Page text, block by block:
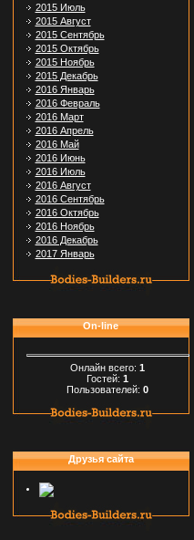
2015 Июль
2015 Август
2015 Сентябрь
2015 Октябрь
2015 Ноябрь
2015 Декабрь
2016 Январь
2016 Февраль
2016 Март
2016 Апрель
2016 Май
2016 Июнь
2016 Июль
2016 Август
2016 Сентябрь
2016 Октябрь
2016 Ноябрь
2016 Декабрь
2017 Январь
On-line
Онлайн всего: 1
Гостей: 1
Пользователей: 0
Друзья сайта